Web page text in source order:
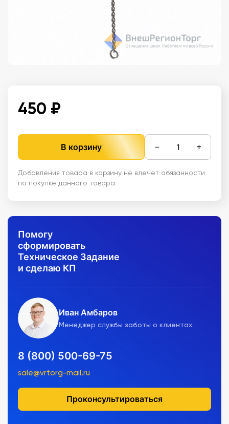
450 ₽
В корзину − +
Добавления товара в корзину не влечет обязанности
по покупке данного товара
Помогу
сформировать
Техническое Задание
и сделаю КП
Иван Амбаров
Менеджер службы заботы о клиентах
8 (800) 500-69-75
sale@vrtorg-mail.ru
Проконсультироваться